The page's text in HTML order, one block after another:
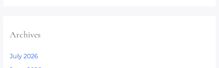
Archives
July 2026